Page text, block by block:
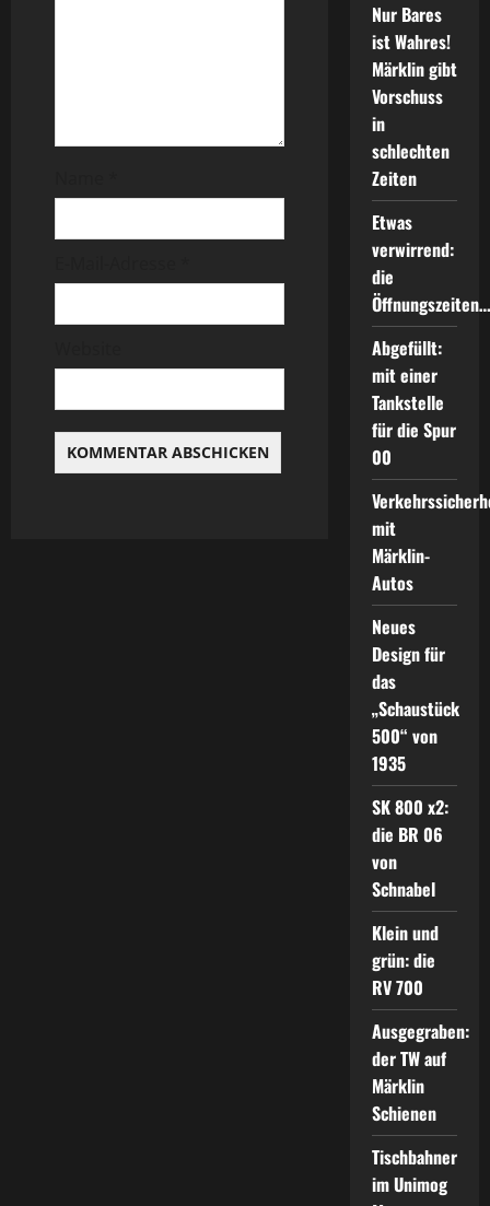
a
t
i
o
n
Nur Bares
ist Wahres!
Märklin gibt
Vorschuss
in
schlechten
Zeiten
Etwas
verwirrend:
die
Öffnungszeiten…
Abgefüllt:
mit einer
Tankstelle
für die Spur
00
mit
Märklin-
Autos
Neues
Design für
das
„Schaustück
500“ von
1935
SK 800 x2:
die BR 06
von
Schnabel
Klein und
grün: die
RV 700
Ausgegraben:
der TW auf
Märklin
Schienen
Tischbahner
im Unimog